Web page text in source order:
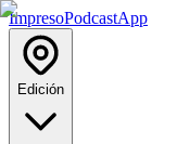
ImpresoPodcastApp
Edición